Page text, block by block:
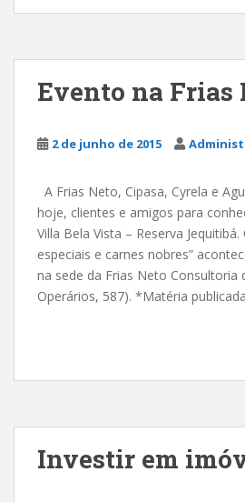
Evento na Frias
2 de junho de 2015
A Frias Neto, Cipasa, Cyrela e
hoje, clientes e amigos para
Villa Bela Vista – Reserva
especiais e carnes nobres”
na sede da Frias Neto Consultoria
Operários, 587). *Matéria
Investir em